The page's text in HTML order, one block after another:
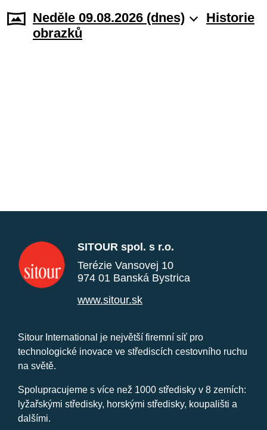
Neděle 09.08.2026 (dnes)
Historie
obrazků
SITOUR spol. s r.o.
Terézie Vansovej 10
974 01 Banská Bystrica
www.sitour.sk
Sitour International je největší firemní síť pro
technologické inovace ve střediscích cestovního ruchu
na světě.
Spolupracujeme s více než 1000 středisky v 8 zemích:
lyžařskými středisky, horskými středisky, koupališti a
dalšími.